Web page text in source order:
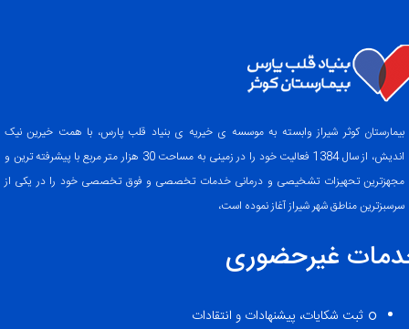
بیمارستان کوثر شیراز وابسته به موسسه ی خیریه ی بنیاد قلب پارس، با همت خیرین نیک
اندیش، از سال 1384 فعالیت خود را در زمینی به مساحت 30 هزار متر مربع با پیشرفته ترین و
مجهزترین تحهیزات تشخیصی و درمانی خدمات تخصصی و فوق تخصصی خود را در یکی از
سرسبزترین مناطق شهر شیراز آغاز نموده است،
غیرحضوری
ثبت شکایات، پیشنهادات و انتقادات